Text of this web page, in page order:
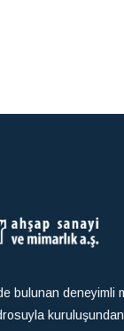
bulunan deneyimli